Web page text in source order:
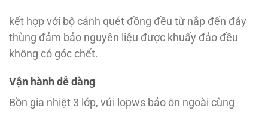
kết hợp với bộ cánh quét đồng đều từ nắp đến đáy
thùng đảm bảo nguyên liệu được khuấy đảo đều
không có góc chết.
Vận hành dễ dàng
Bồn gia nhiệt 3 lớp, vứi lopws bảo ôn ngoài cùng